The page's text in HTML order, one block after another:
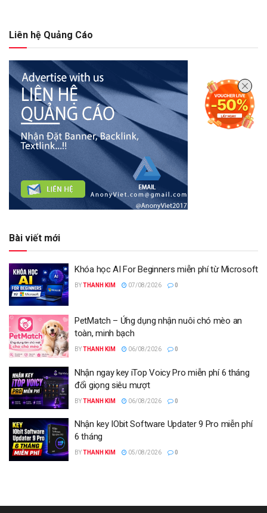
Liên hệ Quảng Cáo
Bài viết mới
Khóa học AI For Beginners miễn phí từ Microsoft
BYTHANH KIM 07/08/2026 0
PetMatch – Ứng dụng nhận nuôi chó mèo an
toàn, minh bạch
BYTHANH KIM 06/08/2026 0
Nhận ngay key iTop Voicy Pro miễn phí 6 tháng
đổi giọng siêu mượt
BYTHANH KIM 06/08/2026 0
Nhận key IObit Software Updater 9 Pro miễn phí
6 tháng
BYTHANH KIM 05/08/2026 0